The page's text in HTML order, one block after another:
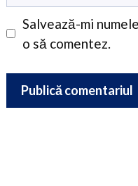
Salvează-mi
o să comentez.